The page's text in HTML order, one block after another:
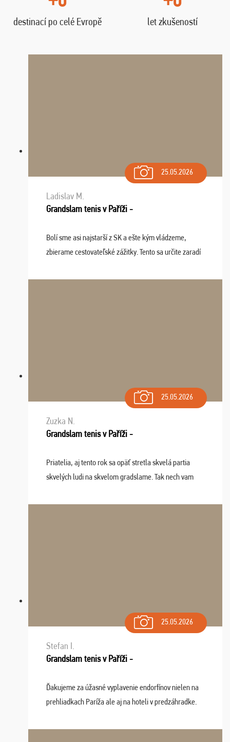
destinací po celé Evropě let zkušeností
25.05.2026
Ladislav M.
Grandslam tenis v Paříži -
Bolí sme asi najstarší z SK a ešte kým vládzeme,
zbierame cestovateľské zážitky. Tento sa určite zaradí
osudu - pohodový šefík Meďo, dobrá parti ...
25.05.2026
Zuzka N.
Grandslam tenis v Paříži -
Priatelia, aj tento rok sa opäť stretla skvelá partia
skvelých ludi na skvelom gradslame. Tak nech vam
sa na budúci rok. Prajem vam este veľa ta ...
25.05.2026
Stefan I.
Grandslam tenis v Paříži -
Ďakujeme za úžasné vyplavenie endorfínov nielen na
prehliadkach Paríža ale aj na hoteli v predzáhradke.
spomínať a zväžujeme repete budúci rok : ...